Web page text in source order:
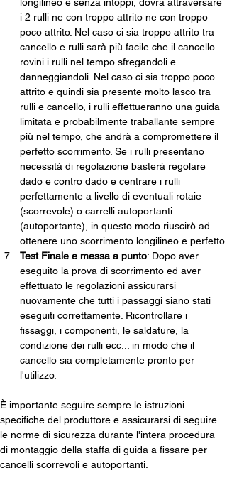
i 2 rulli ne con troppo attrito ne con troppo
poco attrito. Nel caso ci sia troppo attrito tra
cancello e rulli sarà più facile che il cancello
rovini i rulli nel tempo sfregandoli e
danneggiandoli. Nel caso ci sia troppo poco
attrito e quindi sia presente molto lasco tra
rulli e cancello, i rulli effettueranno una guida
limitata e probabilmente traballante sempre
più nel tempo, che andrà a compromettere il
perfetto scorrimento. Se i rulli presentano
necessità di regolazione basterà regolare
dado e contro dado e centrare i rulli
perfettamente a livello di eventuali rotaie
(scorrevole) o carrelli autoportanti
(autoportante), in questo modo riuscirò ad
ottenere uno scorrimento longilineo e perfetto.
Test Finale e messa a punto: Dopo aver
eseguito la prova di scorrimento ed aver
effettuato le regolazioni assicurarsi
nuovamente che tutti i passaggi siano stati
eseguiti correttamente. Ricontrollare i
fissaggi, i componenti, le saldature, la
condizione dei rulli ecc... in modo che il
cancello sia completamente pronto per
l'utilizzo.
È importante seguire sempre le istruzioni
specifiche del produttore e assicurarsi di seguire
le norme di sicurezza durante l'intera procedura
di montaggio della staffa di guida a fissare per
cancelli scorrevoli e autoportanti.